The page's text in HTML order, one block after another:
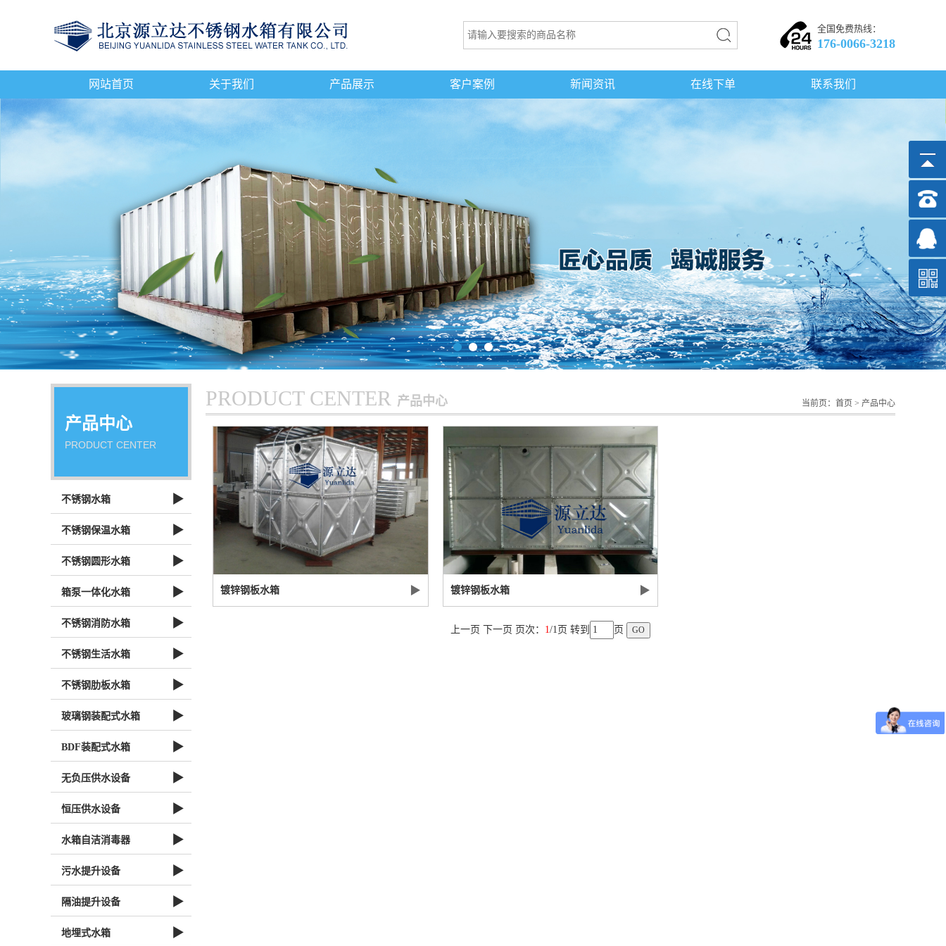
全国免费热线：
176-0066-3218
网站首页 关于我们 产品展示 客户案例 新闻资讯 在线下单 联系我们
产品中心
PRODUCT CENTER
不锈钢水箱 ▶
不锈钢保温水箱 ▶
不锈钢圆形水箱 ▶
箱泵一体化水箱 ▶
不锈钢消防水箱 ▶
不锈钢生活水箱 ▶
不锈钢肋板水箱 ▶
玻璃钢装配式水箱 ▶
BDF装配式水箱 ▶
无负压供水设备 ▶
恒压供水设备 ▶
水箱自洁消毒器 ▶
污水提升设备 ▶
隔油提升设备 ▶
地埋式水箱 ▶
PRODUCT CENTER 产品中心 当前页： 首页 > 产品中心
镀锌钢板水箱 ▶ 镀锌钢板水箱 ▶
上一页 下一页 页次： 1/1页 转到 页